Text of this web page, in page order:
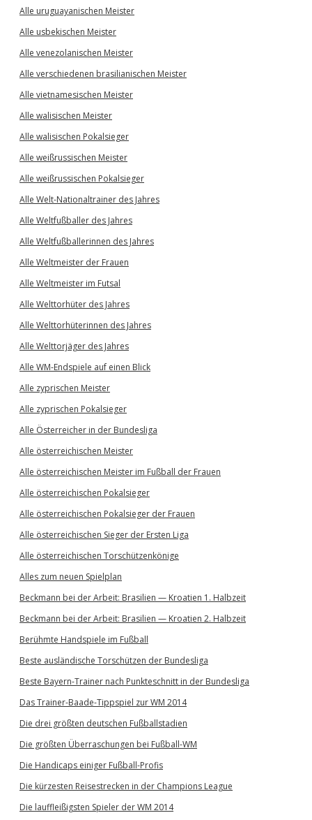
Alle uruguayanischen Meister
Alle usbekischen Meister
Alle venezolanischen Meister
Alle verschiedenen brasilianischen Meister
Alle vietnamesischen Meister
Alle walisischen Meister
Alle walisischen Pokalsieger
Alle weißrussischen Meister
Alle weißrussischen Pokalsieger
Alle Welt-Nationaltrainer des Jahres
Alle Weltfußballer des Jahres
Alle Weltfußballerinnen des Jahres
Alle Weltmeister der Frauen
Alle Weltmeister im Futsal
Alle Welttorhüter des Jahres
Alle Welttorhüterinnen des Jahres
Alle Welttorjäger des Jahres
Alle WM-Endspiele auf einen Blick
Alle zyprischen Meister
Alle zyprischen Pokalsieger
Alle Österreicher in der Bundesliga
Alle österreichischen Meister
Alle österreichischen Meister im Fußball der Frauen
Alle österreichischen Pokalsieger
Alle österreichischen Pokalsieger der Frauen
Alle österreichischen Sieger der Ersten Liga
Alle österreichischen Torschützenkönige
Alles zum neuen Spielplan
Beckmann bei der Arbeit: Brasilien — Kroatien 1. Halbzeit
Beckmann bei der Arbeit: Brasilien — Kroatien 2. Halbzeit
Berühmte Handspiele im Fußball
Beste ausländische Torschützen der Bundesliga
Beste Bayern-Trainer nach Punkteschnitt in der Bundesliga
Das Trainer-Baade-Tippspiel zur WM 2014
Die drei größten deutschen Fußballstadien
Die größten Überraschungen bei Fußball-WM
Die Handicaps einiger Fußball-Profis
Die kürzesten Reisestrecken in der Champions League
Die lauffleißigsten Spieler der WM 2014